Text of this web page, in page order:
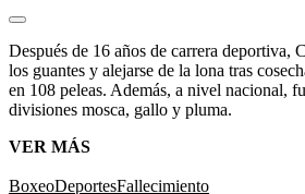
Después de 16 años de carrera deportiva,
los guantes y alejarse de la lona tras
en 108 peleas. Además, a nivel nacional,
divisiones mosca, gallo y pluma.
VER MÁS
BoxeoDeportesFallecimiento